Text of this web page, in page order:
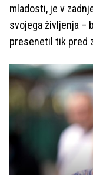
mladosti, je v
svojega življenja –
presenetil tik pred